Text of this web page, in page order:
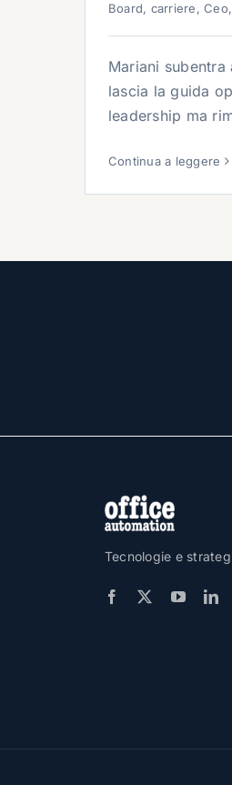
Board, carriere,Ceo,
Mariani
lascia la guida
leadership ma
Continua a leggere
Tecnologie e